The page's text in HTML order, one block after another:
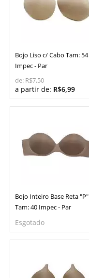
Bojo Liso c/ Cabo Tam: 54
Impec - Par
de: R$7,50
a partir de: R$6,99
Bojo Inteiro Base Reta "P"
Tam: 40 Impec - Par
Esgotado